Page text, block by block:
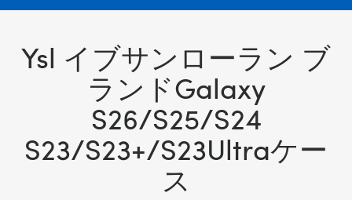
Ysl イブサンローラン ブ
ランドGalaxy
S26/S25/S24
S23/S23+/S23Ultraケー
ス